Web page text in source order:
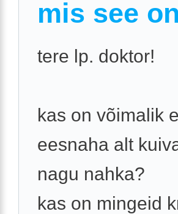
mis see
tere lp. doktor!
kas on võimalik
eesnaha alt
nagu nahka?
kas on mingeid